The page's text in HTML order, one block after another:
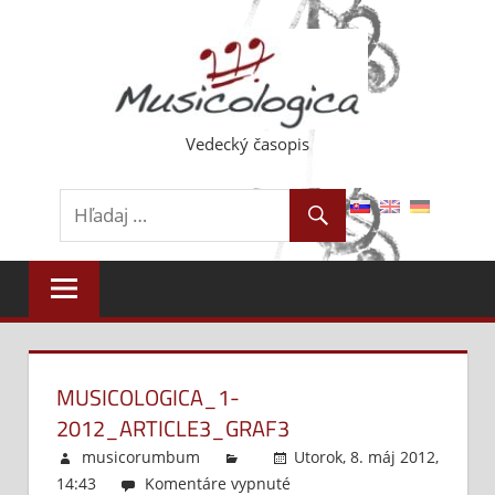
Vedecký časopis
MUSICOLOGICA_1-
2012_ARTICLE3_GRAF3
musicorumbum
Utorok, 8. máj 2012,
14:43
Komentáre vypnuté